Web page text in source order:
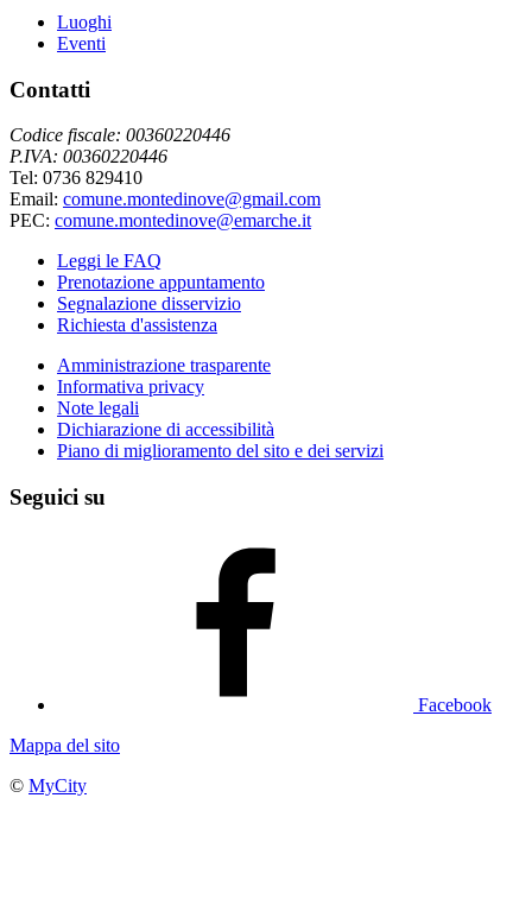
Luoghi
Eventi
Contatti
Codice fiscale: 00360220446
P.IVA: 00360220446
Tel: 0736 829410
Email: comune.montedinove@gmail.com
PEC: comune.montedinove@emarche.it
Leggi le FAQ
Prenotazione appuntamento
Segnalazione disservizio
Richiesta d'assistenza
Amministrazione trasparente
Informativa privacy
Note legali
Dichiarazione di accessibilità
Piano di miglioramento del sito e dei servizi
Seguici su
Facebook
Mappa del sito
© MyCity